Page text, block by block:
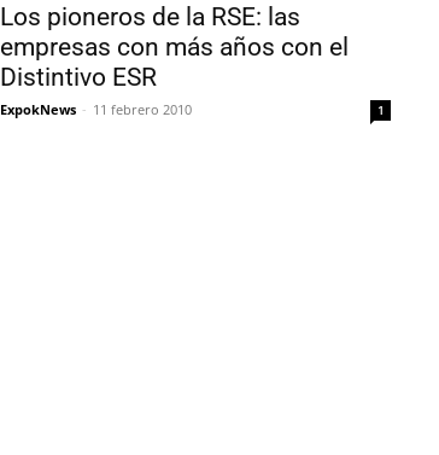
Los pioneros de la RSE: las
empresas con más años con el
Distintivo ESR
ExpokNews - 11 febrero 2010 1